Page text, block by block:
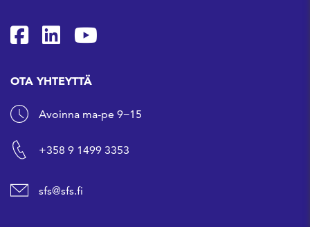
SFS Facebookissa
SFS Linkedinissä
SFS Youtubessa
OTA YHTEYTTÄ
Avoinna ma-pe 9−15
+358 9 1499 3353
sfs@sfs.fi